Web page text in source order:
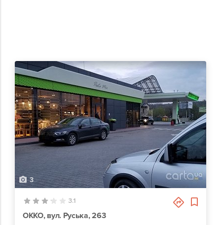
3
3.1
ОККО, вул. Руська, 263